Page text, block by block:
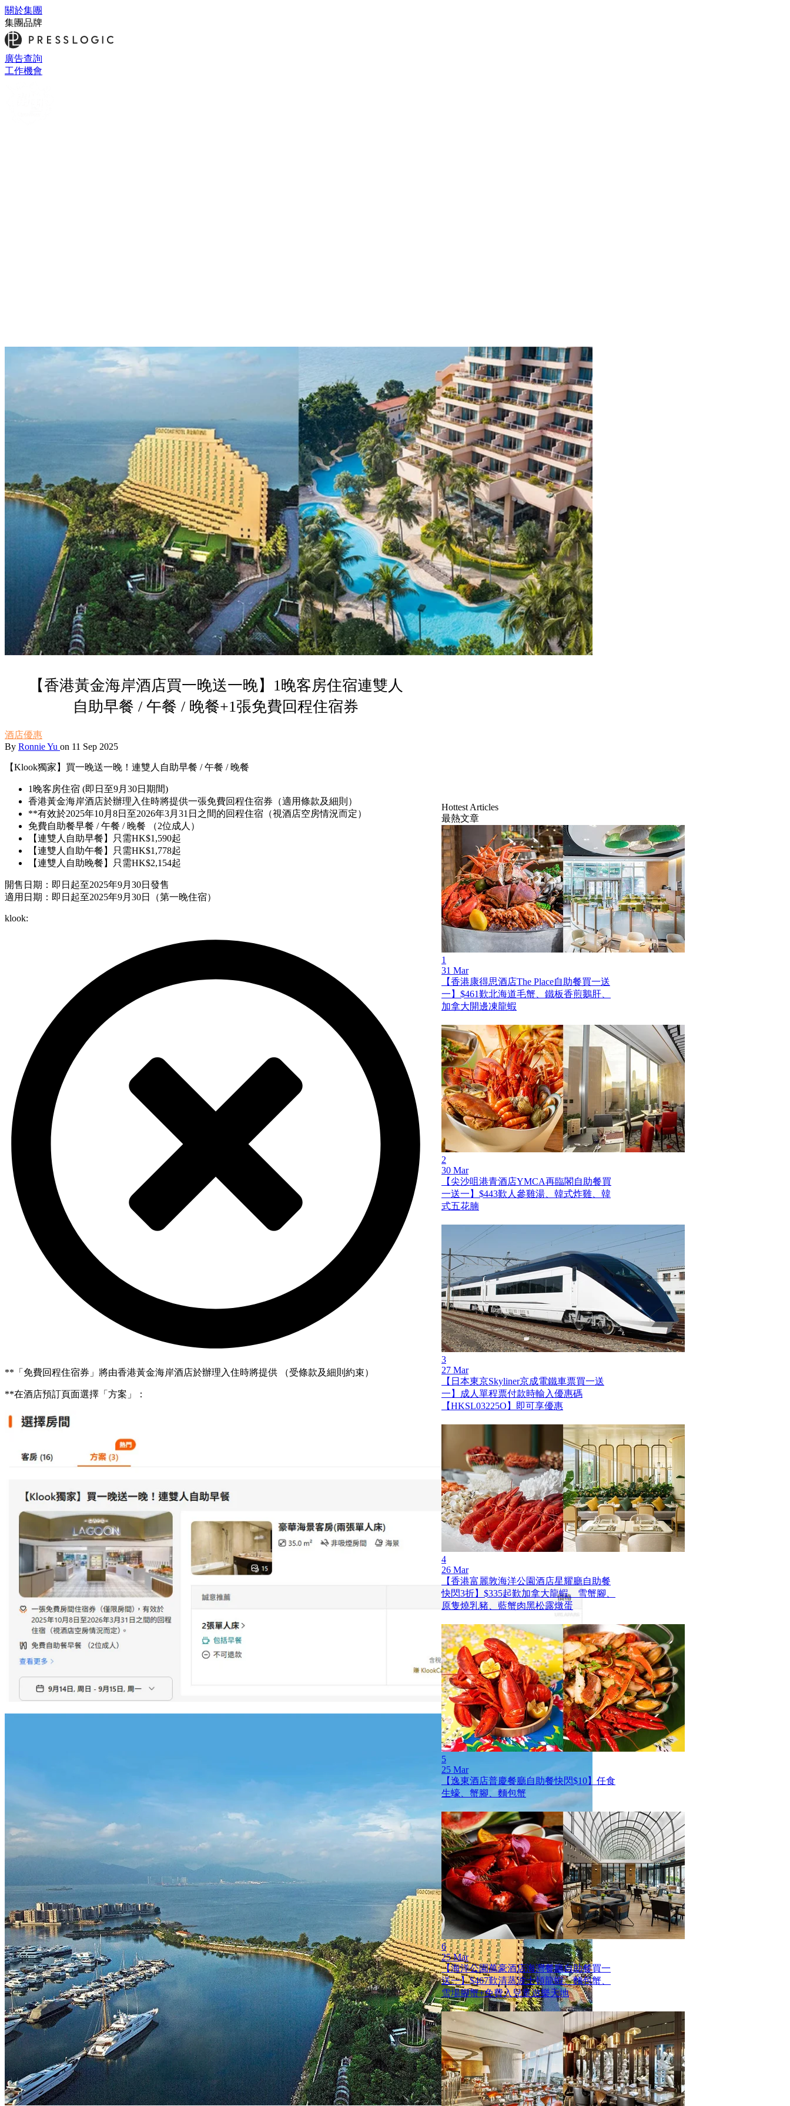
關於集團
集團品牌
廣告查詢
工作機會
【香港黃金海岸酒店買一晚送一晚】1晚客房住宿連雙人
自助早餐 / 午餐 / 晚餐+1張免費回程住宿券
酒店優惠
By Ronnie Yu on 11 Sep 2025
【Klook獨家】買一晚送一晚！連雙人自助早餐 / 午餐 / 晚餐
1晚客房住宿 (即日至9月30日期間)
香港黃金海岸酒店於辦理入住時將提供一張免費回程住宿券（適用條款及細則）
**有效於2025年10月8日至2026年3月31日之間的回程住宿（視酒店空房情況而定）
免費自助餐早餐 / 午餐 / 晚餐 （2位成人）
【連雙人自助早餐】只需HK$1,590起
【連雙人自助午餐】只需HK$1,778起
【連雙人自助晚餐】只需HK$2,154起
開售日期：即日起至2025年9月30日發售
適用日期：即日起至2025年9月30日（第一晚住宿）
klook:
**「免費回程住宿券」將由香港黃金海岸酒店於辦理入住時將提供 （受條款及細則約束）
**在酒店預訂頁面選擇「方案」：
Hottest Articles
最熱文章
1
31 Mar
【香港康得思酒店The Place自助餐買一送
一】$461歎北海道毛蟹、鐵板香煎鵝肝、
加拿大開邊凍龍蝦
2
30 Mar
【尖沙咀港青酒店YMCA再臨閣自助餐買
一送一】$443歎人參雞湯、韓式炸雞、韓
式五花腩
3
27 Mar
【日本東京Skyliner京成電鐵車票買一送
一】成人單程票付款時輸入優惠碼
【HKSL03225O】即可享優惠
4
26 Mar
【香港富麗敦海洋公園酒店星耀廳自助餐
快閃3折】$335起歎加拿大龍蝦、雪蟹腳、
原隻燒乳豬、藍蟹肉黑松露燉蛋
5
25 Mar
【逸東酒店普慶餐廳自助餐快閃$10】任食
生蠔、蟹腳、麵包蟹
6
25 Mar
【海洋公園萬豪酒店海灣餐廳自助餐買一
送一】$467歎清蒸波士頓龍蝦、麵包蟹、
雪場腳蟹+免費入兒童遊樂天地